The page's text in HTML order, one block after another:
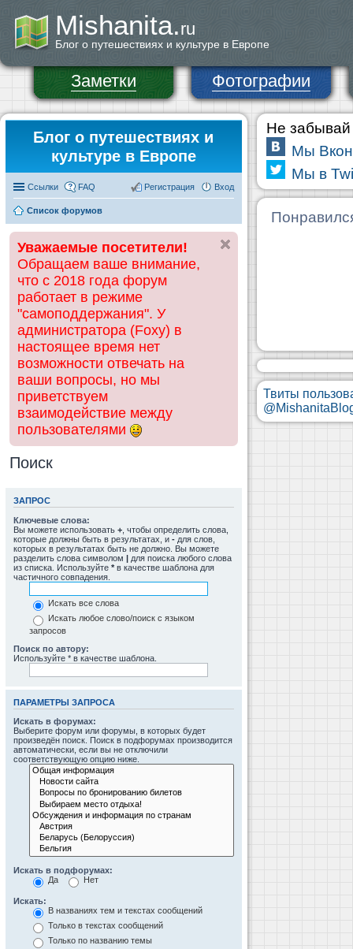
Mishanita.ru
Блог о путешествиях и культуре в Европе
Заметки Фотографии
Блог о путешествиях и
культуре в Европе
Ссылки FAQ Вход
Регистрация
Список форумов
Уважаемые посетители!
Обращаем ваше внимание,
что с 2018 года форум
работает в режиме
"самоподдержания". У
администратора (Foxy) в
настоящее время нет
возможности отвечать на
ваши вопросы, но мы
приветствуем
взаимодействие между
пользователями
Поиск
ЗАПРОС
Ключевые слова:
Вы можете использовать + , чтобы определить слова,
которые должны быть в результатах, и - для слов,
которых в результатах быть не должно. Вы можете
разделить слова символом | для поиска любого слова
из списка. Используйте * в качестве шаблона для
частичного совпадения.
Искать все слова
Искать любое слово/поиск с языком
запросов
Поиск по автору:
Используйте * в качестве шаблона.
ПАРАМЕТРЫ ЗАПРОСА
Искать в форумах:
Выберите форум или форумы, в которых будет
произведён поиск. Поиск в подфорумах производится
автоматически, если вы не отключили
соответствующую опцию ниже.
Искать в подфорумах:
Да
Нет
Искать:
В названиях тем и текстах сообщений
Только в текстах сообщений
Только по названию темы
Не забывай
Мы
Мы в
Твиты